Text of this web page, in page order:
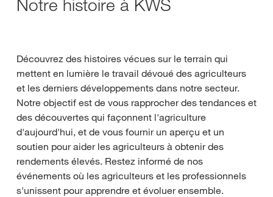
Notre histoire à KWS
Découvrez des histoires vécues sur le terrain qui
mettent en lumière le travail dévoué des agriculteurs
et les derniers développements dans notre secteur.
Notre objectif est de vous rapprocher des tendances et
des découvertes qui façonnent l'agriculture
d'aujourd'hui, et de vous fournir un aperçu et un
soutien pour aider les agriculteurs à obtenir des
rendements élevés. Restez informé de nos
événements où les agriculteurs et les professionnels
s'unissent pour apprendre et évoluer ensemble.